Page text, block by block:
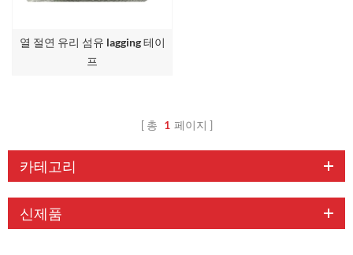
열 절연 유리 섬유 lagging 테이
프
총 1 페이지
카테고리
신제품